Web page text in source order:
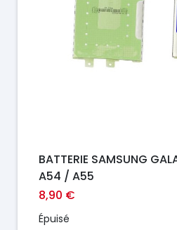
BATTERIE SAMSUNG
A54 / A55
8,90 €
Épuisé